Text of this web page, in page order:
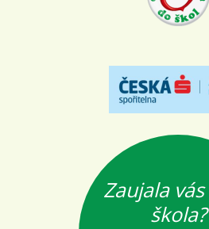
Zaujala
škola?